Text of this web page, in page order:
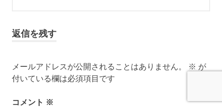
返信を残す
メールアドレスが公開されることはありません。 ※ が
付いている欄は必須項目です
コメント ※